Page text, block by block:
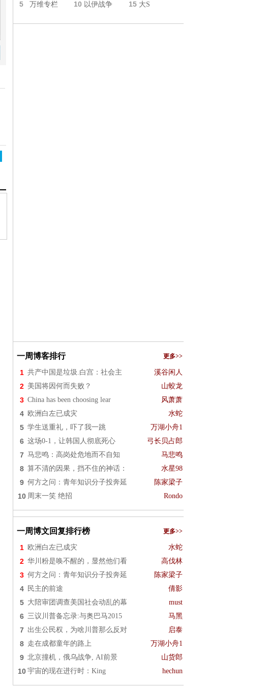
5 万维专栏 10 以伊战争 15 大S
一周博客排行 更多>>
1 共产中国是垃圾.白宫：社会主 溪谷闲人
2 美国将因何而失败？ 山蛟龙
3 China has been choosing lear 风萧萧
4 欧洲白左已成灾 水蛇
5 学生送重礼，吓了我一跳 万湖小舟1
6 这场0-1，让韩国人彻底死心 弓长贝占郎
7 马悲鸣：高岗处危地而不自知 马悲鸣
8 算不清的因果，挡不住的神话： 水星98
9 何方之问：青年知识分子投奔延 陈家梁子
10 周末一笑 绝招 Rondo
一周博文回复排行榜 更多>>
1 欧洲白左已成灾 水蛇
2 华川粉是唤不醒的，显然他们看 高伐林
3 何方之问：青年知识分子投奔延 陈家梁子
4 民主的前途 倩影
5 大陪审团调查美国社会动乱的幕 must
6 三议川普备忘录:与奥巴马2015 马黑
7 出生公民权，为啥川普那么反对 启泰
8 走在成都童年的路上 万湖小舟1
9 北京撞机，俄乌战争, AI前景 山货郎
10 宇宙的现在进行时：King hechun